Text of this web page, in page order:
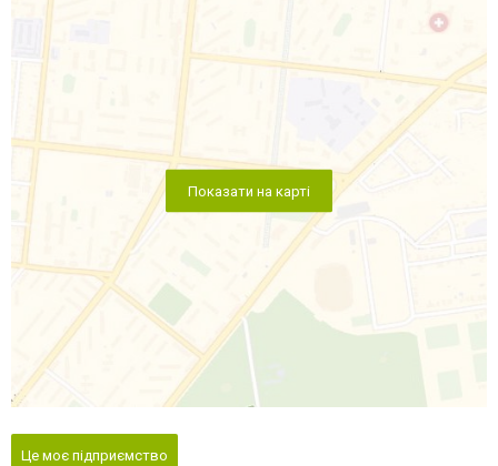
Показати на карті
Це моє підприємство